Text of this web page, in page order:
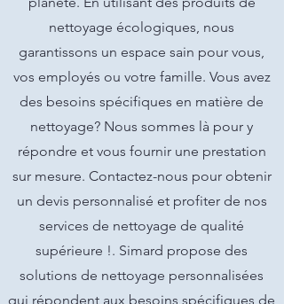
nettoyage écologiques, nous
garantissons un espace sain pour vous,
vos employés ou votre famille. Vous avez
des besoins spécifiques en matière de
nettoyage? Nous sommes là pour y
répondre et vous fournir une prestation
sur mesure. Contactez-nous pour obtenir
un devis personnalisé et profiter de nos
services de nettoyage de qualité
supérieure !. Simard propose des
solutions de nettoyage personnalisées
qui répondent aux besoins spécifiques de